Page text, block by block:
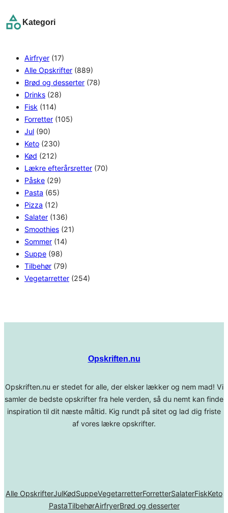
c
Kategori
Airfryer (17)
Alle Opskrifter (889)
Brød og desserter (78)
Drinks (28)
Fisk (114)
Forretter (105)
Jul (90)
Keto (230)
Kød (212)
Lækre efterårsretter (70)
Påske (29)
Pasta (65)
Pizza (12)
Salater (136)
Smoothies (21)
Sommer (14)
Suppe (98)
Tilbehør (79)
Vegetarretter (254)
Opskriften.nu
Opskriften.nu er stedet for alle, der elsker lækker og nem mad! Vi
samler de bedste opskrifter fra hele verden, så du nemt kan finde
inspiration til dit næste måltid. Kig rundt på sitet og lad dig friste
af vores lækre opskrifter.
Alle OpskrifterJulKødSuppeVegetarretterForretterSalaterFiskKeto
PastaTilbehørAirfryerBrød og desserter